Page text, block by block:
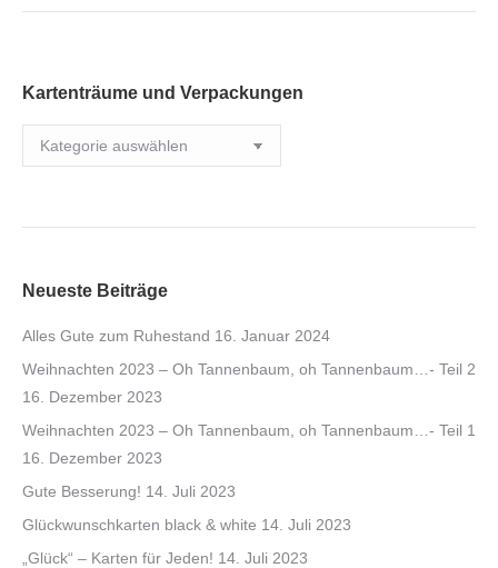
Kartenträume und Verpackungen
Kartenträume
und
Neueste Beiträge
Alles Gute zum Ruhestand 16. Januar 2024
Weihnachten 2023 – Oh Tannenbaum, oh Tannenbaum…- Teil 2
16. Dezember 2023
Weihnachten 2023 – Oh Tannenbaum, oh Tannenbaum…- Teil 1
16. Dezember 2023
Gute Besserung! 14. Juli 2023
Glückwunschkarten black & white 14. Juli 2023
„Glück“ – Karten für Jeden! 14. Juli 2023